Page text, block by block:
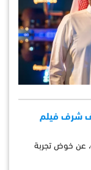
شرف فيلم
عن خوض تجربة